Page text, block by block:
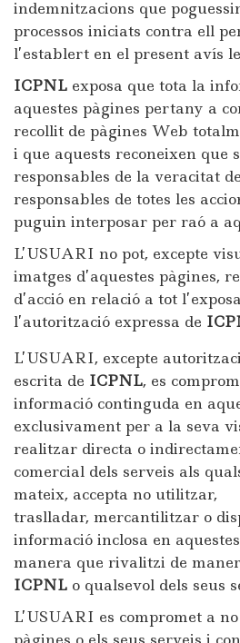
indemnitzacions que
processos iniciats contra ell
l’establert en el present avís
ICPNL exposa que tota la
aquestes pàgines pertany a
recollit de pàgines Web
i que aquests reconeixen que
responsables de la veracitat
responsables de totes les
puguin interposar per raó a
L’USUARI no pot, excepte
imatges d’aquestes pàgines,
d’acció en relació a tot
l’autorització expressa de
L’USUARI, excepte
escrita de ICPNL, es
informació continguda en
exclusivament per a la seva
realitzar directa o
comercial dels serveis als
mateix, accepta no utilitzar,
traslladar, mercantilitzar o
informació inclosa en
manera que rivalitzi de
ICPNL o qualsevol dels seus
L’USUARI es compromet a